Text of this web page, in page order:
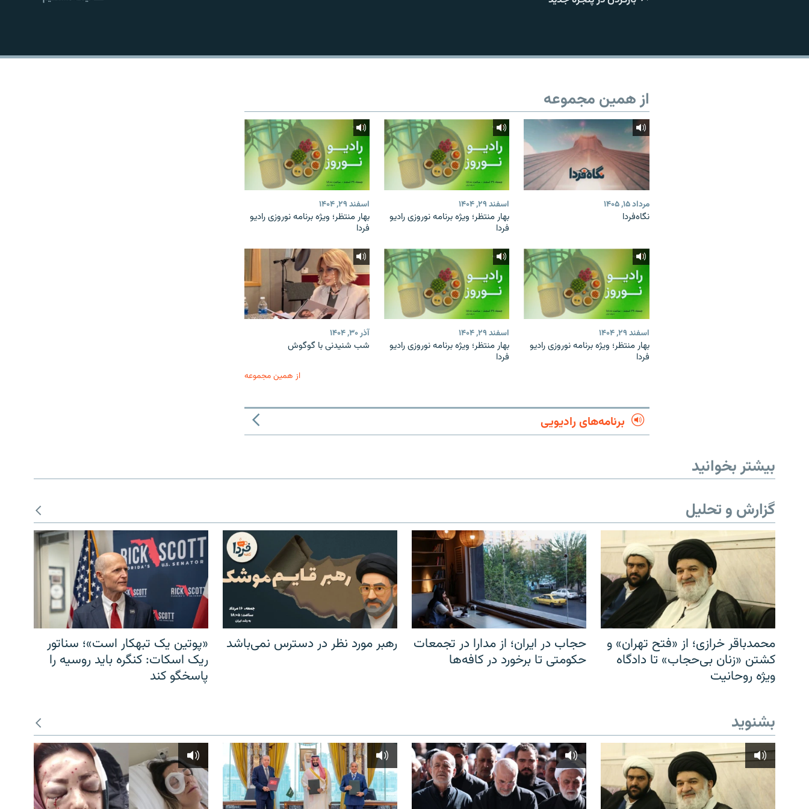
EMBED
از همین مجموعه
مرداد ۱۵, ۱۴۰۵
نگاه‌فردا
اسفند ۲۹, ۱۴۰۴
بهار منتظر؛ ویژه برنامه نوروزی رادیو
فردا
اسفند ۲۹, ۱۴۰۴
بهار منتظر؛ ویژه برنامه نوروزی رادیو
فردا
اسفند ۲۹, ۱۴۰۴
بهار منتظر؛ ویژه برنامه نوروزی رادیو
فردا
اسفند ۲۹, ۱۴۰۴
بهار منتظر؛ ویژه برنامه نوروزی رادیو
فردا
آذر ۳۰, ۱۴۰۴
شب شنیدنی با گوگوش
از همین مجموعه
برنامه‌های رادیویی
بیشتر بخوانید
گزارش و تحلیل
محمدباقر خرازی؛ از «فتح تهران» و
کشتن «زنان بی‌حجاب» تا دادگاه
ویژه روحانیت
حجاب در ایران؛ از مدارا در تجمعات
حکومتی تا برخورد در کافه‌ها
رهبر مورد نظر در دسترس نمی‌باشد
«پوتین یک تبهکار است»؛ سناتور
ریک اسکات: کنگره باید روسیه را
پاسخگو کند
بشنوید